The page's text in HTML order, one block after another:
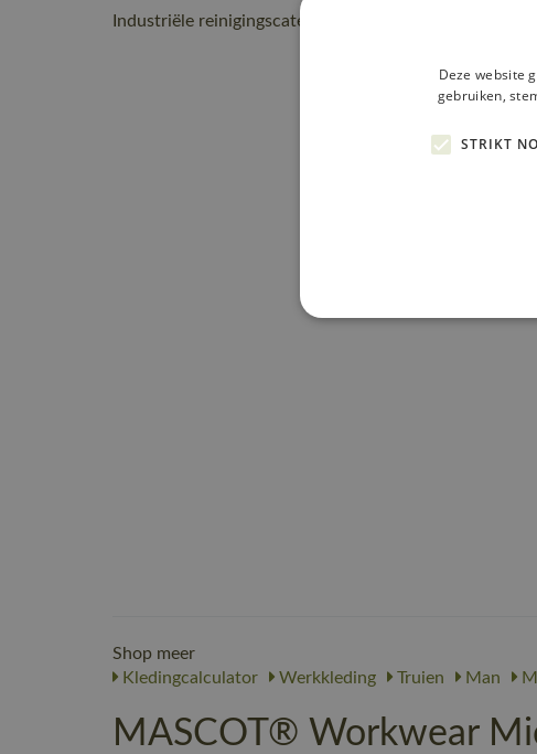
Industriële reinigingscategorie C2
Shop meer
Kledingcalculator
Werkkleding Truien Man
MASCOT® Workwear
Deze website
gebruiken,
STRIKT